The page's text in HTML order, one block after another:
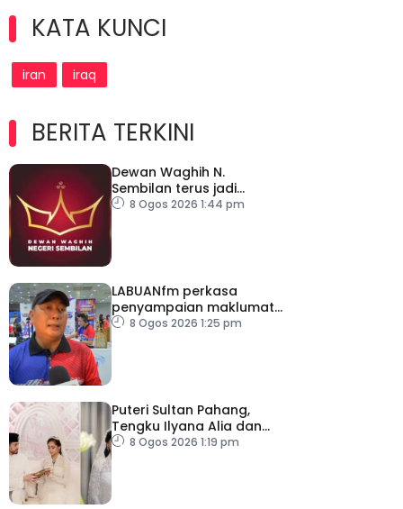
KATA KUNCI
iran iraq
BERITA TERKINI
Dewan Waghih N.
Sembilan terus jadi
platform gilap
8 Ogos 2026 1:44 pm
LABUANfm perkasa
penyampaian maklumat
menerusi siaran luar RDL
8 Ogos 2026 1:25 pm
Puteri Sultan Pahang,
Tengku Ilyana Alia dan
pasangan selamat
8 Ogos 2026 1:19 pm